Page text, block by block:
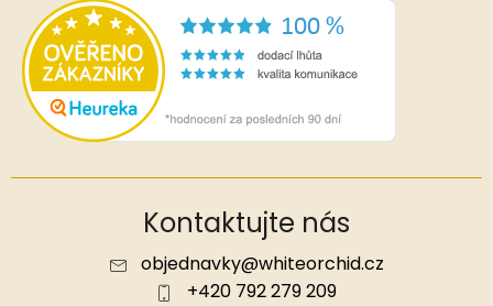
Kontaktujte nás
objednavky@whiteorchid.cz
+420 792 279 209